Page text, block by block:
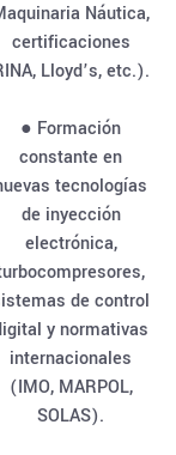
Náutica,
certificaciones
Lloyd’s, etc.).
● Formación
constante en
tecnologías
de inyección
electrónica,
de control
y normativas
internacionales
(IMO, MARPOL,
SOLAS).